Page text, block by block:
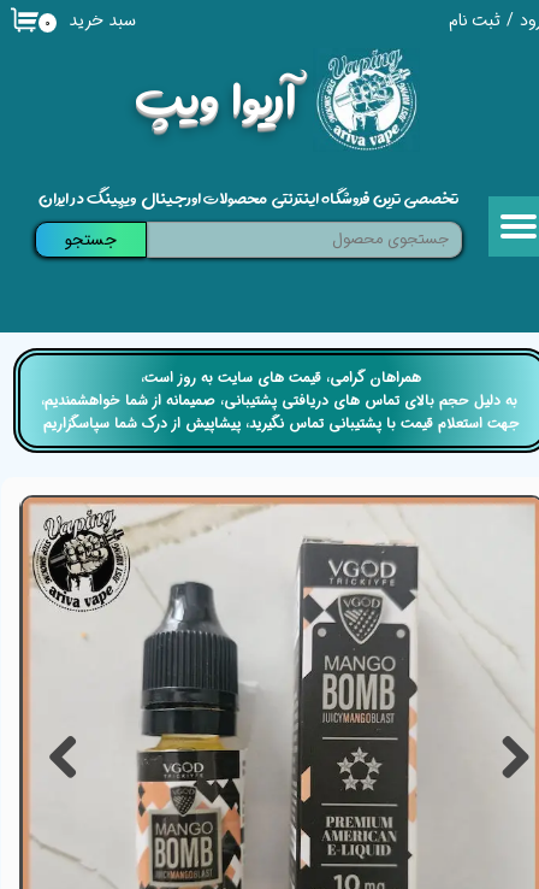
/ ثبت نام
حساب کاربری من
خروج از حساب کاربری
​آریوا ویپ
۰ سبد خرید
تخصصی ترین فروشگاه اینترنتی محصولات اورجینال ویپینگ در ایران
جستجو
​​همراهان گرامی، قیمت های سایت به روز است،
​​​​​​​ به دلیل حجم بالای تماس های دریافتی پشتیبانی، صمیمانه از شما خواهشمندیم،
جهت استعلام قیمت با پشتیبانی تماس نگیرید، پیشاپیش از درک شما سپاسگزاریم